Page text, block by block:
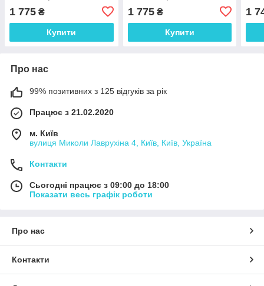
газомасляний
1 775 ₴
Купити
газомасляний
1 775₴
Купити
1
Про нас
99% позитивних з 125 відгуків за рік
Працює з 21.02.2020
м. Київ
вулиця Миколи Лаврухіна 4, Київ, Київ, Україна
Контакти
Сьогодні працює з 09:00 до 18:00
Показати весь графік роботи
Про нас
Контакти